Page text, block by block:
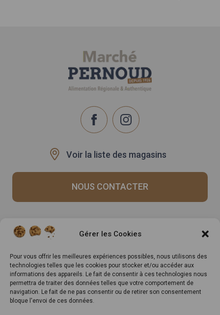
Gérer les Cookies
Pour vous offrir les meilleures expériences possibles, nous utilisons des
technologies telles que les cookies pour stocker et/ou accéder aux
informations des appareils. Le fait de consentir à ces technologies nous
permettra de traiter des données telles que votre comportement de
navigation. Le fait de ne pas consentir ou de retirer son consentement
bloque l'envoi de ces données.
Voir la liste des magasins
NOUS CONTACTER
Recrutement
Rappels produits
Inscrivez-vous à notre
newsletter